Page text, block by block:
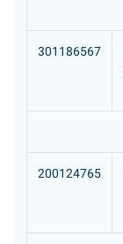
301186567
200124765